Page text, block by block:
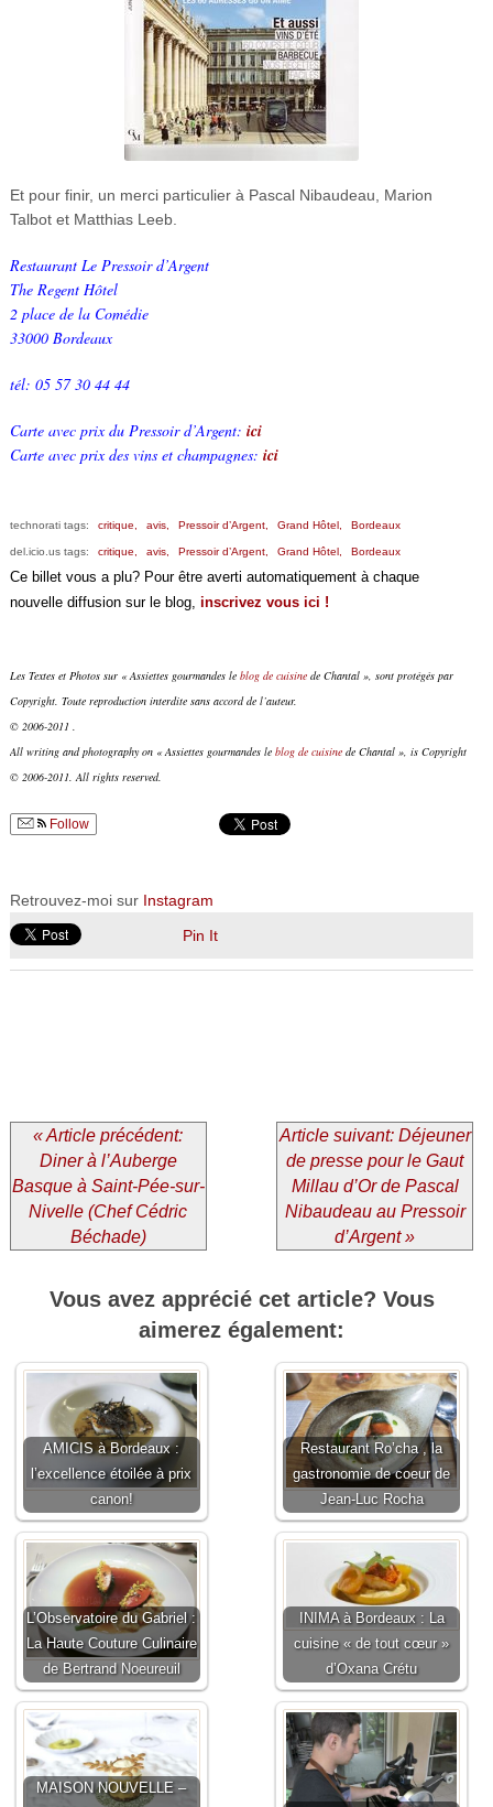
Et pour finir, un merci particulier à Pascal Nibaudeau, Marion
Talbot et Matthias Leeb.
Restaurant Le Pressoir d’Argent
The Regent Hôtel
2 place de la Comédie
33000 Bordeaux
tél: 05 57 30 44 44
Carte avec prix du Pressoir d’Argent: ici
Carte avec prix des vins et champagnes: ici
technorati tags: critique, avis, Pressoir d’Argent, Grand Hôtel, Bordeaux
del.icio.us tags: critique, avis, Pressoir d’Argent, Grand Hôtel, Bordeaux
Ce billet vous a plu? Pour être averti automatiquement à chaque
nouvelle diffusion sur le blog, inscrivez vous ici !
Les Textes et Photos sur « Assiettes gourmandes le blog de cuisinede Chantal », sont protégés par
Copyright. Toute reproduction interdite sans accord de l’auteur.
© 2006-2011 .
All writing and photography on « Assiettes gourmandes le blog de cuisinede Chantal », is Copyright
© 2006-2011. All rights reserved.
Follow
Retrouvez-moi sur Instagram
Pin It
« Article précédent:
Diner à l’Auberge
Basque à Saint-Pée-sur-
Nivelle (Chef Cédric
Béchade)
Article suivant: Déjeuner
de presse pour le Gaut
Millau d’Or de Pascal
Nibaudeau au Pressoir
d’Argent »
Vous avez apprécié cet article? Vous
aimerez également:
AMICIS à Bordeaux :
l’excellence étoilée à prix
canon!
Restaurant Ro’cha , la
gastronomie de coeur de
Jean-Luc Rocha
L’Observatoire du Gabriel :
La Haute Couture Culinaire
de Bertrand Noeureuil
INIMA à Bordeaux : La
cuisine « de tout cœur »
d’Oxana Crétu
MAISON NOUVELLE –